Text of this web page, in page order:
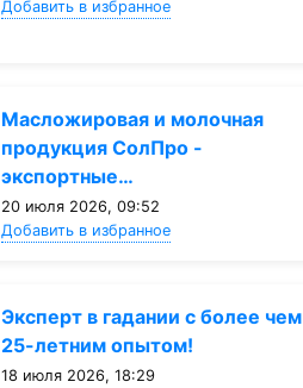
Добавить в избранное
Масложировая и молочная
продукция СолПро -
экспортные…
20 июля 2026, 09:52
Добавить в избранное
Эксперт в гадании с более чем
25-летним опытом!
18 июля 2026, 18:29